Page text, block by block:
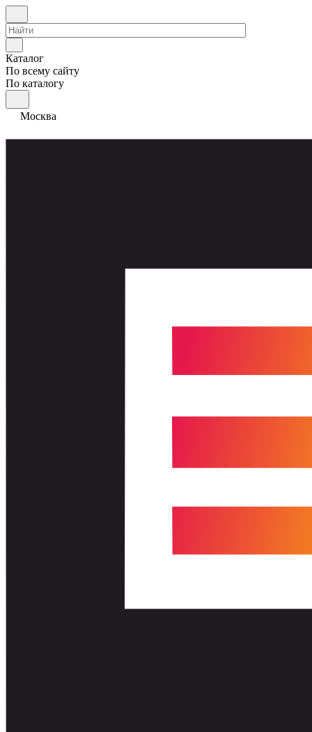
Каталог
По всему сайту
По каталогу
Москва